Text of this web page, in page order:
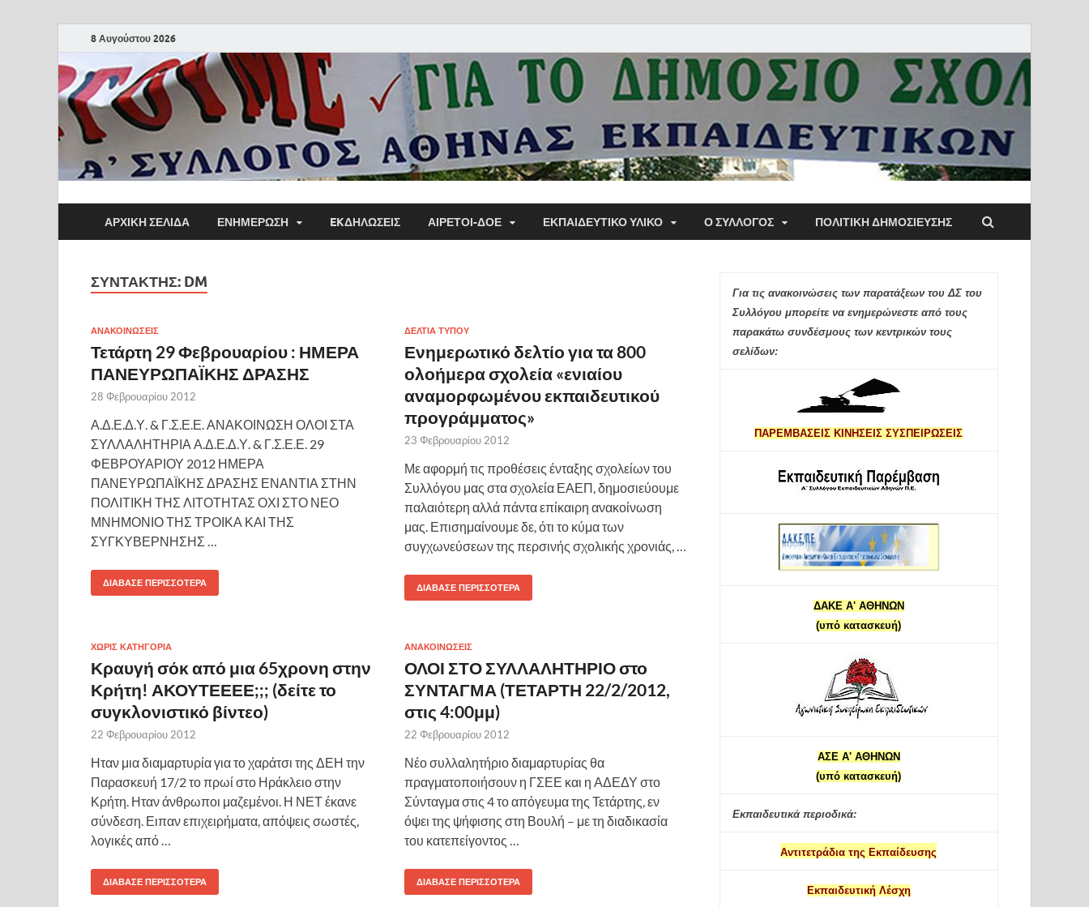
8 Αυγούστου 2026
Α΄ Σύλλογος Αθηνών
Εκπαιδευτικών Π.Ε.
ΑΡΧΙΚΗ ΣΕΛΙΔΑ ΕΝΗΜΕΡΩΣΗ EKΔΗΛΩΣΕΙΣ ΑΙΡΕΤΟΙ-ΔΟΕ ΕΚΠΑΙΔΕΥΤΙΚΌ ΥΛΙΚΌ Ο ΣΥΛΛΟΓΟΣ ΠΟΛΙΤΙΚΉ ΔΗΜΟΣΊΕΥΣΗΣ
ΣΥΝΤΆΚΤΗΣ: DM
ΑΝΑΚΟΙΝΩΣΕΙΣ
Τετάρτη 29 Φεβρουαρίου : ΗΜΕΡΑ
ΠΑΝΕΥΡΩΠΑΪΚΗΣ ΔΡΑΣΗΣ
28 Φεβρουαρίου 2012
Α.Δ.Ε.Δ.Υ. & Γ.Σ.Ε.Ε. ΑΝΑΚΟΙΝΩΣΗ ΟΛΟΙ ΣΤΑ
ΣΥΛΛΑΛΗΤΗΡΙΑ Α.Δ.Ε.Δ.Υ. & Γ.Σ.Ε.Ε. 29
ΦΕΒΡΟΥΑΡΙΟΥ 2012 ΗΜΕΡΑ
ΠΑΝΕΥΡΩΠΑΪΚΗΣ ΔΡΑΣΗΣ ΕΝΑΝΤΙΑ ΣΤΗΝ
ΠΟΛΙΤΙΚΗ ΤΗΣ ΛΙΤΟΤΗΤΑΣ ΟΧΙ ΣΤΟ ΝΕΟ
ΜΝΗΜΟΝΙΟ ΤΗΣ ΤΡΟΙΚΑ ΚΑΙ ΤΗΣ
ΣΥΓΚΥΒΕΡΝΗΣΗΣ …
ΔΙΆΒΑΣΕ ΠΕΡΙΣΣΌΤΕΡΑ
ΔΕΛΤΙΑ ΤΥΠΟΥ
Ενημερωτικό δελτίο για τα 800
ολοήμερα σχολεία «ενιαίου
αναμορφωμένου εκπαιδευτικού
προγράμματος»
23 Φεβρουαρίου 2012
Με αφορμή τις προθέσεις ένταξης σχολείων του
Συλλόγου μας στα σχολεία ΕΑΕΠ, δημοσιεύουμε
παλαιότερη αλλά πάντα επίκαιρη ανακοίνωση
μας. Επισημαίνουμε δε, ότι το κύμα των
συγχωνεύσεων της περσινής σχολικής χρονιάς, …
ΔΙΆΒΑΣΕ ΠΕΡΙΣΣΌΤΕΡΑ
ΧΩΡΊΣ ΚΑΤΗΓΟΡΊΑ
Κραυγή σόκ από μια 65χρονη στην
Κρήτη! ΑΚΟΥΤΕΕΕΕ;;; (δείτε το
συγκλονιστικό βίντεο)
22 Φεβρουαρίου 2012
Ηταν μια διαμαρτυρία για το χαράτσι της ΔΕΗ την
Παρασκευή 17/2 το πρωί στο Ηράκλειο στην
Κρήτη. Ηταν άνθρωποι μαζεμένοι. Η ΝΕΤ έκανε
σύνδεση. Ειπαν επιχειρήματα, απόψεις σωστές,
λογικές από …
ΔΙΆΒΑΣΕ ΠΕΡΙΣΣΌΤΕΡΑ
ΑΝΑΚΟΙΝΩΣΕΙΣ
ΟΛΟΙ ΣΤΟ ΣΥΛΛΑΛΗΤΗΡΙΟ στο
ΣΥΝΤΑΓΜΑ (ΤΕΤΑΡΤΗ 22/2/2012,
στις 4:00μμ)
22 Φεβρουαρίου 2012
Νέο συλλαλητήριο διαμαρτυρίας θα
πραγματοποιήσουν η ΓΣΕΕ και η ΑΔΕΔΥ στο
Σύνταγμα στις 4 το απόγευμα της Τετάρτης, εν
όψει της ψήφισης στη Βουλή – με τη διαδικασία
του κατεπείγοντος …
ΔΙΆΒΑΣΕ ΠΕΡΙΣΣΌΤΕΡΑ
Για τις ανακοινώσεις των παρατάξεων του ΔΣ του
Συλλόγου μπορείτε να ενημερώνεστε από τους
παρακάτω συνδέσμους των κεντρικών τους
σελίδων:
ΠΑΡΕΜΒΑΣΕΙΣ ΚΙΝΗΣΕΙΣ ΣΥΣΠΕΙΡΩΣΕΙΣ
ΔΑΚΕ Α' ΑΘΗΝΩΝ
(υπό κατασκευή)
ΑΣΕ Α' ΑΘΗΝΩΝ
(υπό κατασκευή)
Εκπαιδευτικά περιοδικά:
Αντιτετράδια της Εκπαίδευσης
Εκπαιδευτική Λέσχη